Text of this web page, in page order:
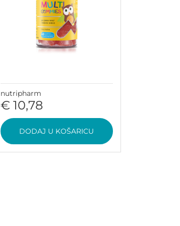
nutripharm
€ 10,78
DODAJ U KOŠARICU